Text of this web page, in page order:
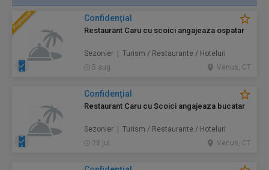
Confidenţial
Restaurant Caru cu scoici angajeaza ospatar
Sezonier | Turism / Restaurante / Hoteluri
5 aug.
Venus, CT
Confidenţial
Restaurant Caru cu Scoici angajeaza bucatar
Sezonier | Turism / Restaurante / Hoteluri
28 jul.
Venus, CT